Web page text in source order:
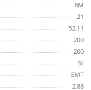
8M
21
52,11
200
200
St
EMT
2,88